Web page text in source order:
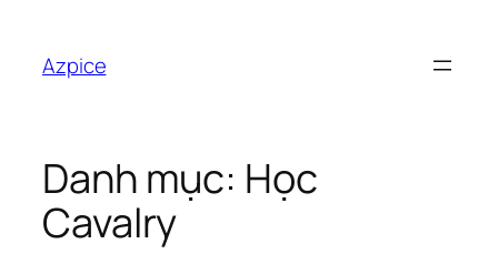
phầnAzpice
Danh mục: Học
Cavalry